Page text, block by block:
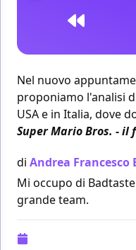
Nel nuovo
proponiamo l'analisi
USAe in Italia, dove
Super Mario Bros. - il
di Andrea Francesco
Mi occupo di
grande team.